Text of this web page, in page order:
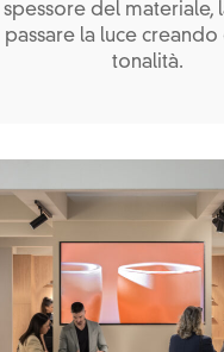
spessore del materiale,
passare la luce
tonalità.